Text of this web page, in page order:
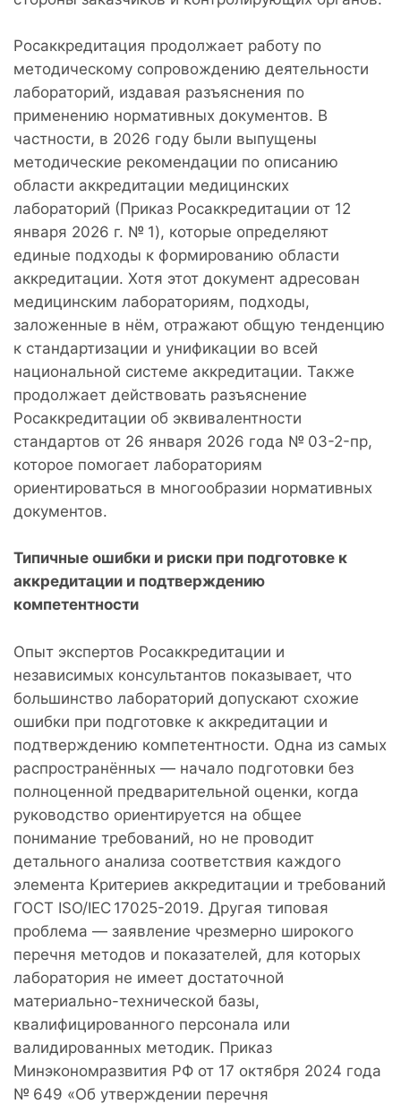
Росаккредитация продолжает работу по
методическому сопровождению деятельности
лабораторий, издавая разъяснения по
применению нормативных документов. В
частности, в 2026 году были выпущены
методические рекомендации по описанию
области аккредитации медицинских
лабораторий (Приказ Росаккредитации от 12
января 2026 г. № 1), которые определяют
единые подходы к формированию области
аккредитации. Хотя этот документ адресован
медицинским лабораториям, подходы,
заложенные в нём, отражают общую тенденцию
к стандартизации и унификации во всей
национальной системе аккредитации. Также
продолжает действовать разъяснение
Росаккредитации об эквивалентности
стандартов от 26 января 2026 года № 03-2-пр,
которое помогает лабораториям
ориентироваться в многообразии нормативных
документов.
Типичные ошибки и риски при подготовке к
аккредитации и подтверждению
компетентности
Опыт экспертов Росаккредитации и
независимых консультантов показывает, что
большинство лабораторий допускают схожие
ошибки при подготовке к аккредитации и
подтверждению компетентности. Одна из самых
распространённых — начало подготовки без
полноценной предварительной оценки, когда
руководство ориентируется на общее
понимание требований, но не проводит
детального анализа соответствия каждого
элемента Критериев аккредитации и требований
ГОСТ ISO/IEC 17025-2019. Другая типовая
проблема — заявление чрезмерно широкого
перечня методов и показателей, для которых
лаборатория не имеет достаточной
материально-технической базы,
квалифицированного персонала или
валидированных методик. Приказ
Минэкономразвития РФ от 17 октября 2024 года
№ 649 «Об утверждении перечня